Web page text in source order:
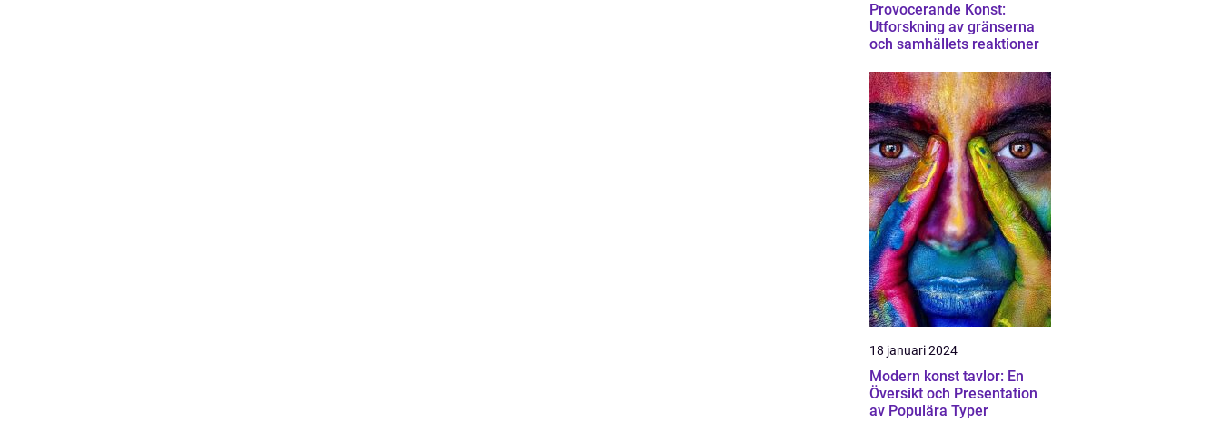
Provocerande Konst:
Utforskning av gränserna
och samhällets reaktioner
18 januari 2024
Modern konst tavlor: En
Översikt och Presentation
av Populära Typer